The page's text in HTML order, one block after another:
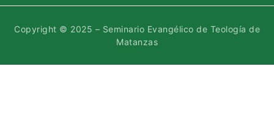
Copyright © 2025 – Seminario Evangélico de Teología de
Matanzas